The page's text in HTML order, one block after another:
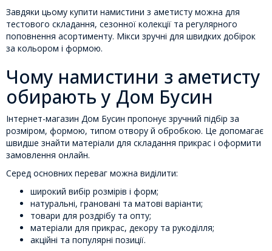
Завдяки цьому купити намистини з аметисту можна для
тестового складання, сезонної колекції та регулярного
поповнення асортименту. Мікси зручні для швидких добірок
за кольором і формою.
Чому намистини з аметисту
обирають у Дом Бусин
Інтернет-магазин Дом Бусин пропонує зручний підбір за
розміром, формою, типом отвору й обробкою. Це допомагає
швидше знайти матеріали для складання прикрас і оформити
замовлення онлайн.
Серед основних переваг можна виділити:
широкий вибір розмірів і форм;
натуральні, грановані та матові варіанти;
товари для роздрібу та опту;
матеріали для прикрас, декору та рукоділля;
акційні та популярні позиції.